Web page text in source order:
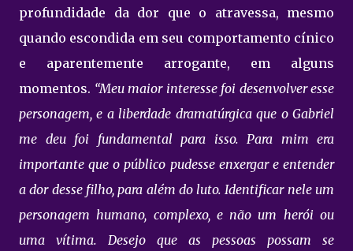
profundidade da dor que o atravessa, mesmo
quando escondida em seu comportamento cínico
e aparentemente arrogante, em alguns
momentos. “Meu maior interesse foi desenvolver esse
personagem, e a liberdade dramatúrgica que o Gabriel
me deu foi fundamental para isso. Para mim era
importante que o público pudesse enxergar e entender
a dor desse filho, para além do luto. Identificar nele um
personagem humano, complexo, e não um herói ou
uma vítima. Desejo que as pessoas possam se